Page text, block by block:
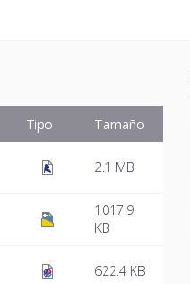
Tipo
Tamaño
2.1 MB
1017.9
KB
622.4 KB